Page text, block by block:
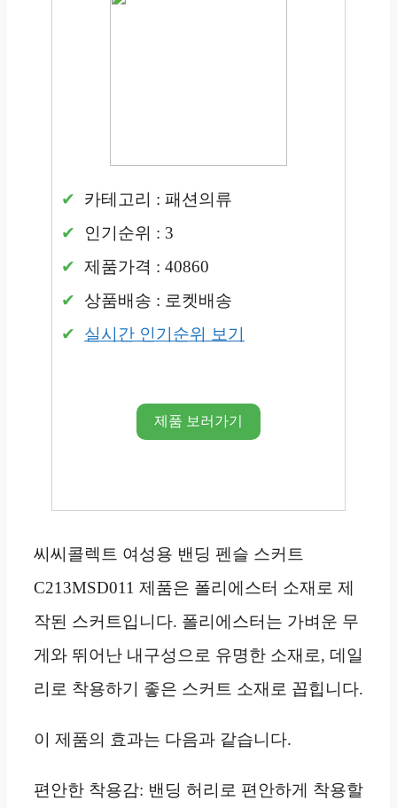
카테고리 : 패션의류
인기순위 : 3
제품가격 : 40860
상품배송 : 로켓배송
실시간 인기순위 보기
제품 보러가기
씨씨콜렉트 여성용 밴딩 펜슬 스커트
C213MSD011 제품은 폴리에스터 소재로 제
작된 스커트입니다. 폴리에스터는 가벼운 무
게와 뛰어난 내구성으로 유명한 소재로, 데일
리로 착용하기 좋은 스커트 소재로 꼽힙니다.
이 제품의 효과는 다음과 같습니다.
편안한 착용감: 밴딩 허리로 편안하게 착용할